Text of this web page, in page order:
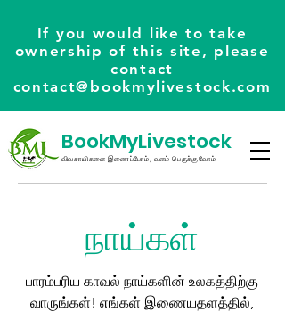
If you would like to take
ownership of this site, please
contact
contact@bookmylivestock.com
BookMyLivestock
விவசாயிகளை இணைப்போம், வளம் பெருக்குவோம்
நாய்கள்
பாரம்பரிய காவல் நாய்களின் உலகத்திற்கு
வாருங்கள்! எங்கள் இணையதளத்தில்,